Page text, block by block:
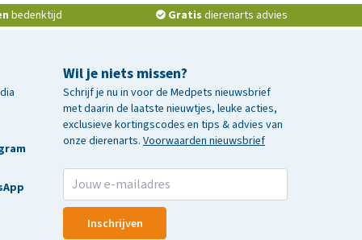
bedenktijd Gratis dierenarts advies
Wil je niets missen?
Schrijf je nu in voor de Medpets nieuwsbrief
met daarin de laatste nieuwtjes, leuke acties,
exclusieve kortingscodes en tips & advies van
onze dierenarts. Voorwaarden nieuwsbrief
Inschrijven